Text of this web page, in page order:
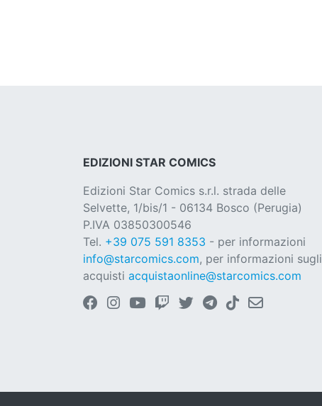
EDIZIONI STAR COMICS
Edizioni Star Comics s.r.l. strada delle
Selvette, 1/bis/1 - 06134 Bosco (Perugia)
P.IVA 03850300546
Tel. +39 075 591 8353 - per informazioni
info@starcomics.com, per informazioni sugli
acquisti acquistaonline@starcomics.com